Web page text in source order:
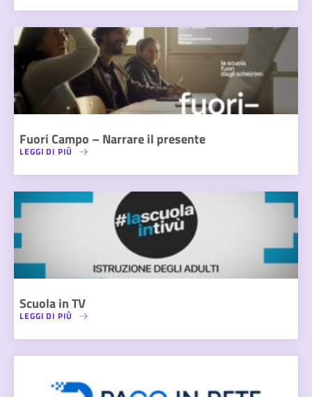
Fuori Campo – Narrare il presente
LEGGI DI PIÙ
Scuola in TV
LEGGI DI PIÙ